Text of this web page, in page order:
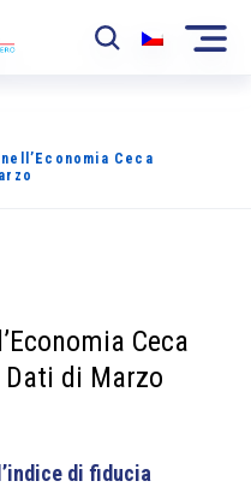
Ceca
Ceca
di Marzo
l’indice di fiducia